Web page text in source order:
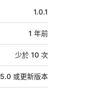
1.0.1
1 年前
少於 10 次
5.0 或更新版本